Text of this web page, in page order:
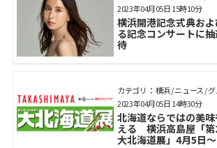
横浜開港記念式典お
る記念コンサートに
待
2023年04月05日 15時10分
カテゴリ： 横浜 / ニュース /
北海道ならではの美
える 横浜高島屋「第
大北海道展」4月5日
2023年04月05日 14時30分